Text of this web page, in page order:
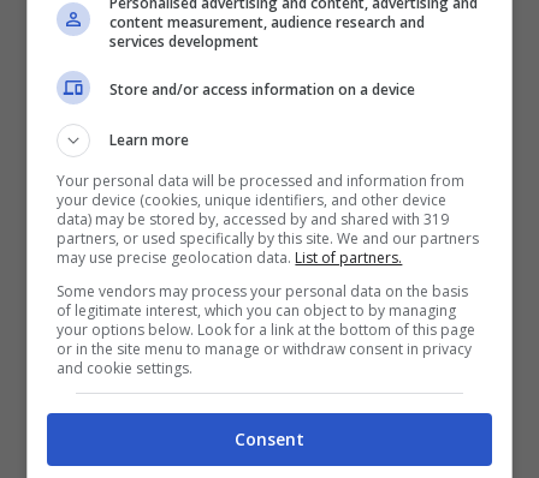
Paola Iezzi (fonte: Screenshot Instagram)
Si muove sensuale ondeggiando in un
video, ammirandosi ammiccante nello
content measurement, audience research and
services development
Store and/or access information on a device
Learn more
Your personal data will be processed and information from
your device (cookies, unique identifiers, and other device
data) may be stored by, accessed by and shared with 319
partners, or used specifically by this site. We and our partners
may use precise geolocation data. List of partners.
Some vendors may process your personal data on the basis
of legitimate interest, which you can object to by managing
your options below. Look for a link at the bottom of this page
or in the site menu to manage or withdraw consent in privacy
and cookie settings.
Consent